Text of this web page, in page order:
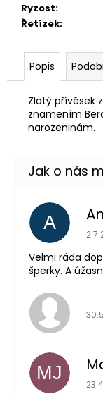
Ryzost:
Řetízek:
Popis
Zlatý přívěsek
znamením
narozeninám.
A
Velmi ráda
šperky. A
MJ